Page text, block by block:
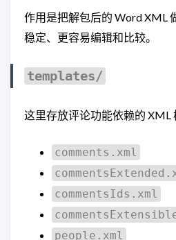
作用是把解包后的 Word XML
稳定、更容易编辑和比较。
templates/
这里存放评论功能依赖的 XML
comments.xml
commentsIds.xml
people.xml